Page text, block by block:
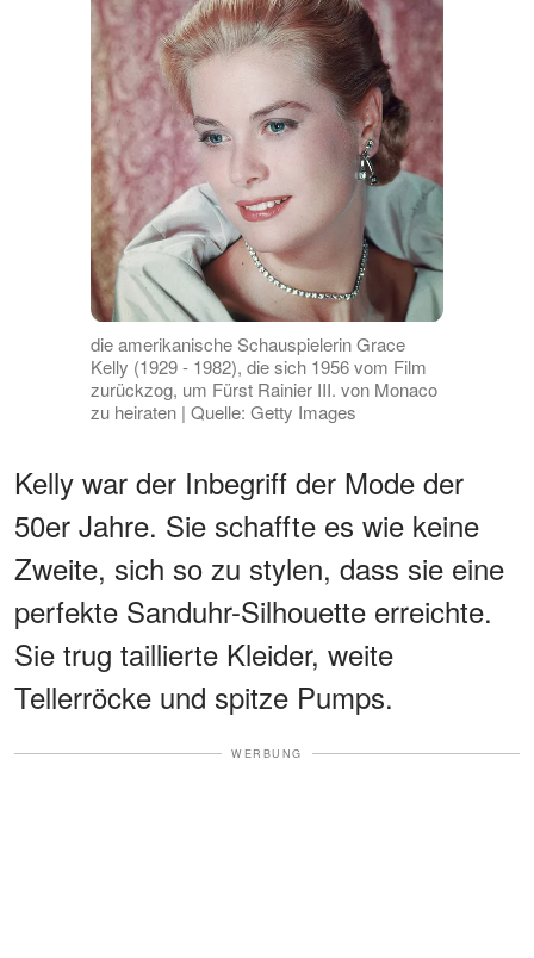
die amerikanische Schauspielerin Grace
Kelly (1929 - 1982), die sich 1956 vom Film
zurückzog, um Fürst Rainier III. von Monaco
zu heiraten | Quelle: Getty Images
Kelly war der Inbegriff der Mode der
50er Jahre. Sie schaffte es wie keine
Zweite, sich so zu stylen, dass sie eine
perfekte Sanduhr-Silhouette erreichte.
Sie trug taillierte Kleider, weite
Tellerröcke und spitze Pumps.
WERBUNG